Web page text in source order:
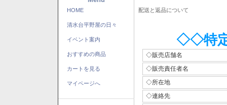
HOME
清水台平野屋の日々
イベント案内
おすすめの商品
カートを見る
マイページへ
配送と返品について
◇◇特
◇販売店舗名
◇販売責任者名
◇所在地
◇連絡先